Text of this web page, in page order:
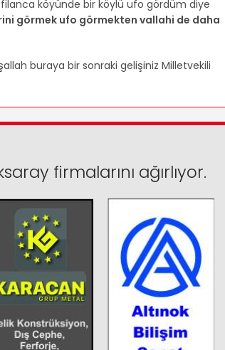
filanca köyünde bir köylü ufo gördüm diye
görmek ufo görmekten vallahi de daha
buraya bir sonraki gelişiniz Milletvekili
firmalarını ağırlıyor.